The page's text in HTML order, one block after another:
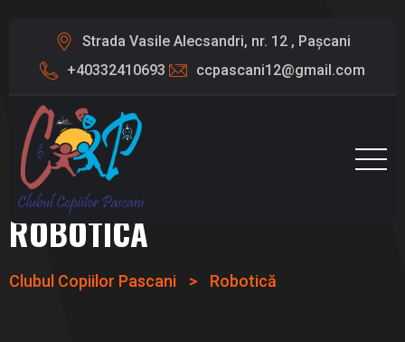
Strada Vasile Alecsandri, nr. 12 , Pașcani
+40332410693
ccpascani12@gmail.com
ROBOTICĂ
Clubul Copiilor Pascani > Robotică